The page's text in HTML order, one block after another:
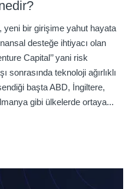
yeni bir girişime yahut hayata
desteğe ihtiyacı olan
Capital’’ yani risk
sonrasında teknoloji ağırlıklı
başta ABD, İngiltere,
gibi ülkelerde ortaya...